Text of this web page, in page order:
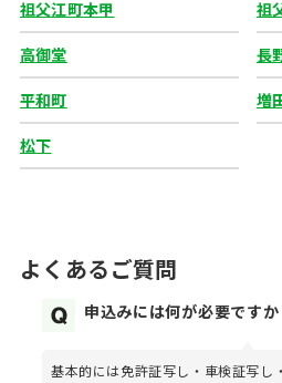
祖父江町本甲 祖
高御堂 長
平和町 増
松下
よくあるご質問
申込みには何が必要ですか
基本的には免許証写し・車検証写し